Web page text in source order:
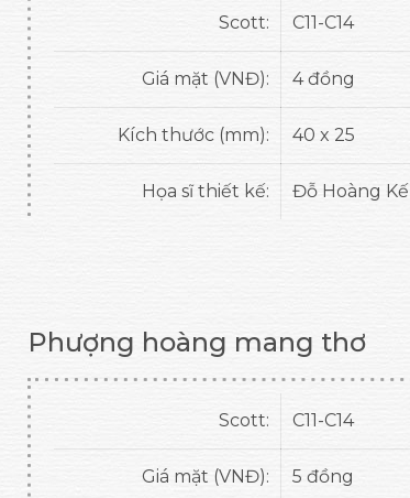
Scott: C11-C14
Giá mặt (VNĐ): 4 đồng
Kích thước (mm): 40 x 25
Họa sĩ thiết kế: Đỗ Hoàng Kế
Phượng hoàng mang thơ
Scott: C11-C14
Giá mặt (VNĐ): 5 đồng